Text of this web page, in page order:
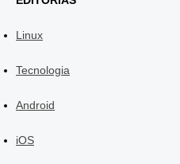
Linux
Tecnologia
Android
iOS